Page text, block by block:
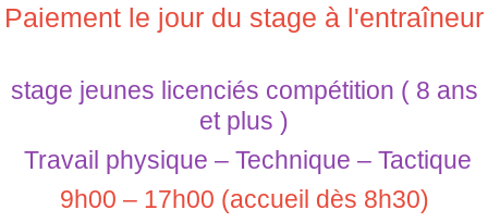
Paiement le jour du stage à l'entraîneur
stage jeunes licenciés compétition ( 8 ans
et plus )
Travail physique – Technique – Tactique
9h00 – 17h00 (accueil dès 8h30)